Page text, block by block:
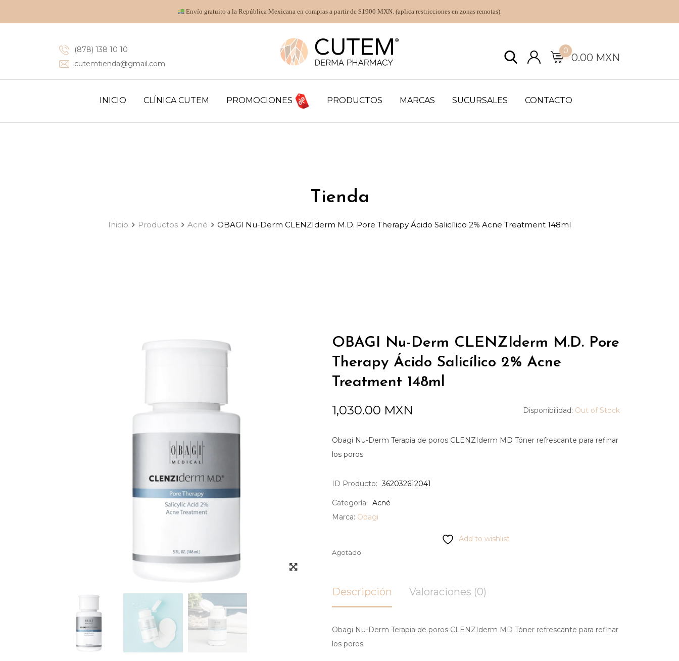
Envío gratuito a la República Mexicana en compras a partir de $1900 MXN. (aplica restricciones en zonas remotas).
(878) 138 10 10
cutemtienda@gmail.com
0.00 MXN
0
INICIO CLÍNICA CUTEM PROMOCIONES PRODUCTOS MARCAS SUCURSALES CONTACTO
Tienda
Inicio Productos Acné OBAGI Nu-Derm CLENZIderm M.D. Pore Therapy Ácido Salicílico 2% Acne Treatment 148ml
OBAGI Nu-Derm CLENZIderm M.D. Pore
Therapy Ácido Salicílico 2% Acne
Treatment 148ml
1,030.00 MXN Disponibilidad: Out of Stock
Obagi Nu-Derm Terapia de poros CLENZIderm MD Tóner refrescante para refinar
los poros
ID Producto: 362032612041
Categoría: Acné
Marca: Obagi
Add to wishlist
Agotado
Descripción Valoraciones (0)
Obagi Nu-Derm Terapia de poros CLENZIderm MD Tóner refrescante para refinar
los poros